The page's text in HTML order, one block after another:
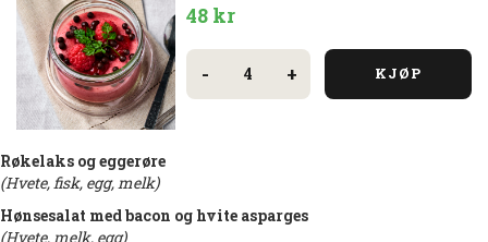
48 kr
-
Bringebærmousse
antall + KJØP
Røkelaks og eggerøre
(Hvete, fisk, egg, melk)
Hønsesalat med bacon og hvite asparges
(Hvete, melk, egg)